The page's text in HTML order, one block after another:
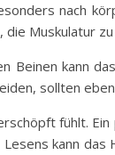
nach
Muskulatur
kann
sollten
fühlt.
kann